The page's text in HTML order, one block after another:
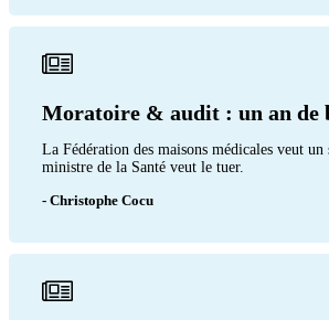
Moratoire & audit : un an de
La Fédération des maisons médicales veut un
ministre de la Santé veut le tuer.
- Christophe Cocu